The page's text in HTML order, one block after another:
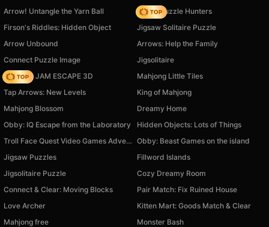
Arrow! Untangle the Yarn Ball
K-Pop Puzzle Hunters
Firson's Riddles: Hidden Object
Jigsaw Solitaire Puzzle
Arrow Unbound
Arrows: Help the Family
Connect Puzzle Image
Jigsolitaire
TRAFFIC JAM ESCAPE 3D
Mahjong Little Tiles
Tap Arrows: New Levels
King of Mahjong
Mahjong Blossom
Dreamy Home
Obby: IQ Escape from the Laboratory
Hidden Objects: Lots of Things
Troll Face Quest Video Games Adventure Puzzle Obby: Beast Games on the island
Jigsaw Puzzles
Fillword Islands
Jigsolitaire Puzzle
Cozy Dreamy Room
Connect & Clear: Moving Blocks
Pair Match: Fix Ruined House
Love Archer
Kitten Mart: Goods Match & Clear
Mahjong free
Monster Bash